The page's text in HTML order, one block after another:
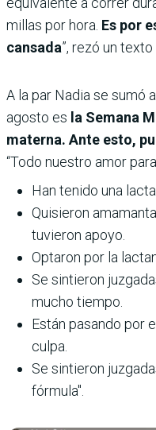
millas por hora. Es por
cansada”, rezó un
A la par Nadia se sumó
agosto es la Semana
materna. Ante esto,
“Todo nuestro amor para
Han tenido una
Quisieron
tuvieron apoyo.
Optaron por la
Se sintieron
mucho tiempo.
Están pasando por
culpa.
Se sintieron
fórmula".